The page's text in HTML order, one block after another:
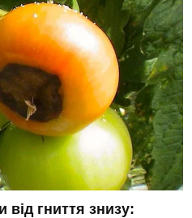
від гниття знизу: